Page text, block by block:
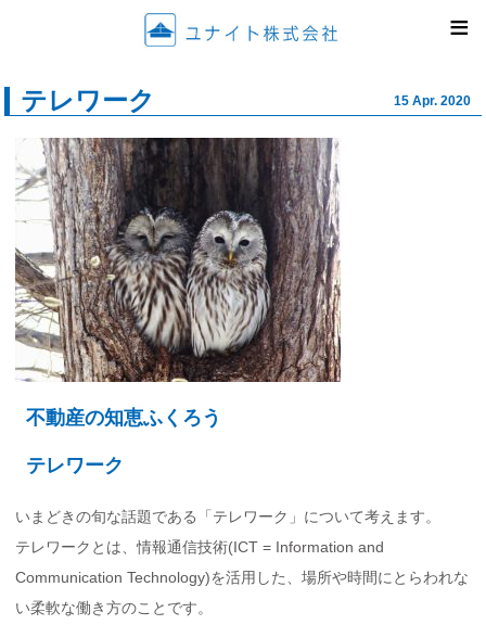
ユナイ
≡
テレワーク 15 Apr. 2020
不動産の知恵ふくろう
テレワーク
いまどきの旬な話題である「テレワーク」について考えます。
テレワークとは、情報通信技術(ICT = Information and
Communication Technology)を活用した、場所や時間にとらわれな
い柔軟な働き方のことです。